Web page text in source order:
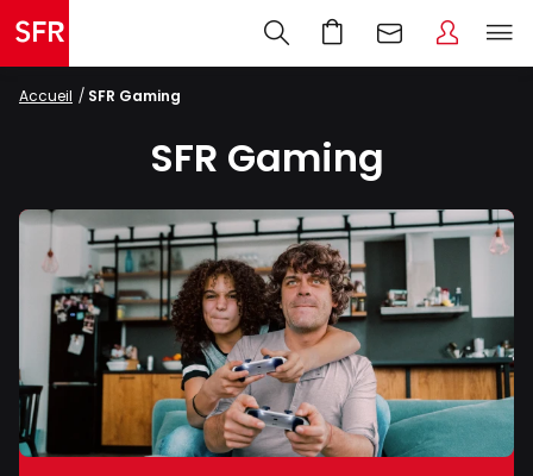
Accueil SFR Gaming
SFR Gaming